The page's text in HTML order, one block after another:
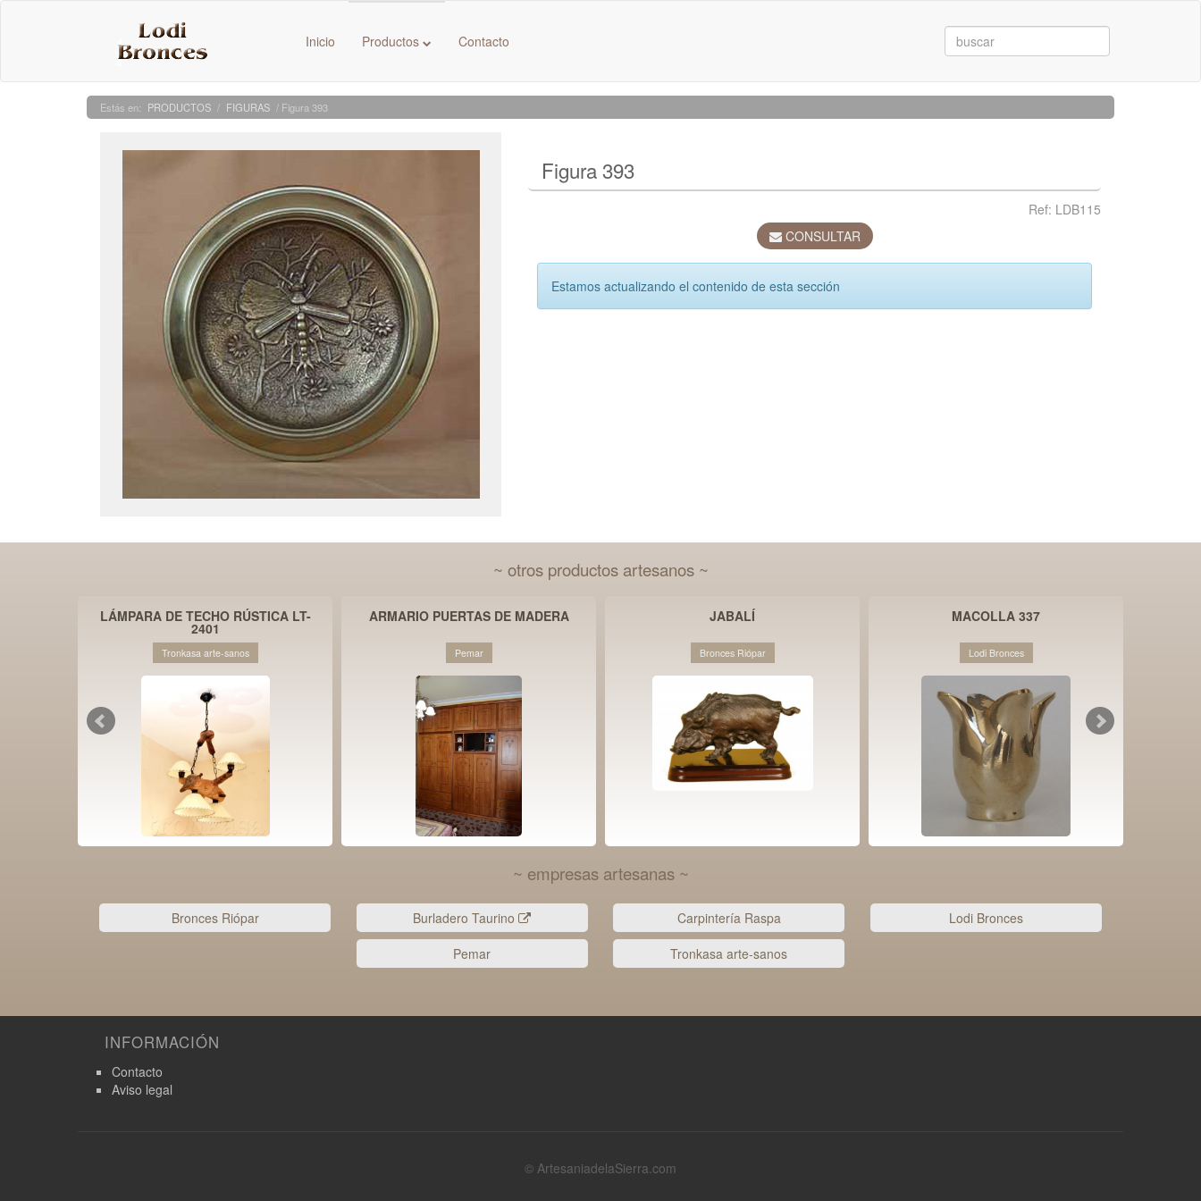
Inicio Productos Contacto
PRODUCTOS / FIGURAS / Figura 393
Figura 393
Ref: LDB115
CONSULTAR
Estamos actualizando el contenido de esta sección
~ otros productos artesanos ~
LÁMPARA DE TECHO RÚSTICA LT-
2401
Tronkasa arte-sanos
ARMARIO PUERTAS DE MADERA
Pemar
JABALÍ
Bronces Riópar
MACOLLA 337
Lodi Bronces
~ empresas artesanas ~
Bronces Riópar Burladero Taurino Carpintería Raspa
Lodi Bronces
Pemar
Tronkasa arte-sanos
INFORMACIÓN
Contacto
Aviso legal
© ArtesaniadelaSierra.com